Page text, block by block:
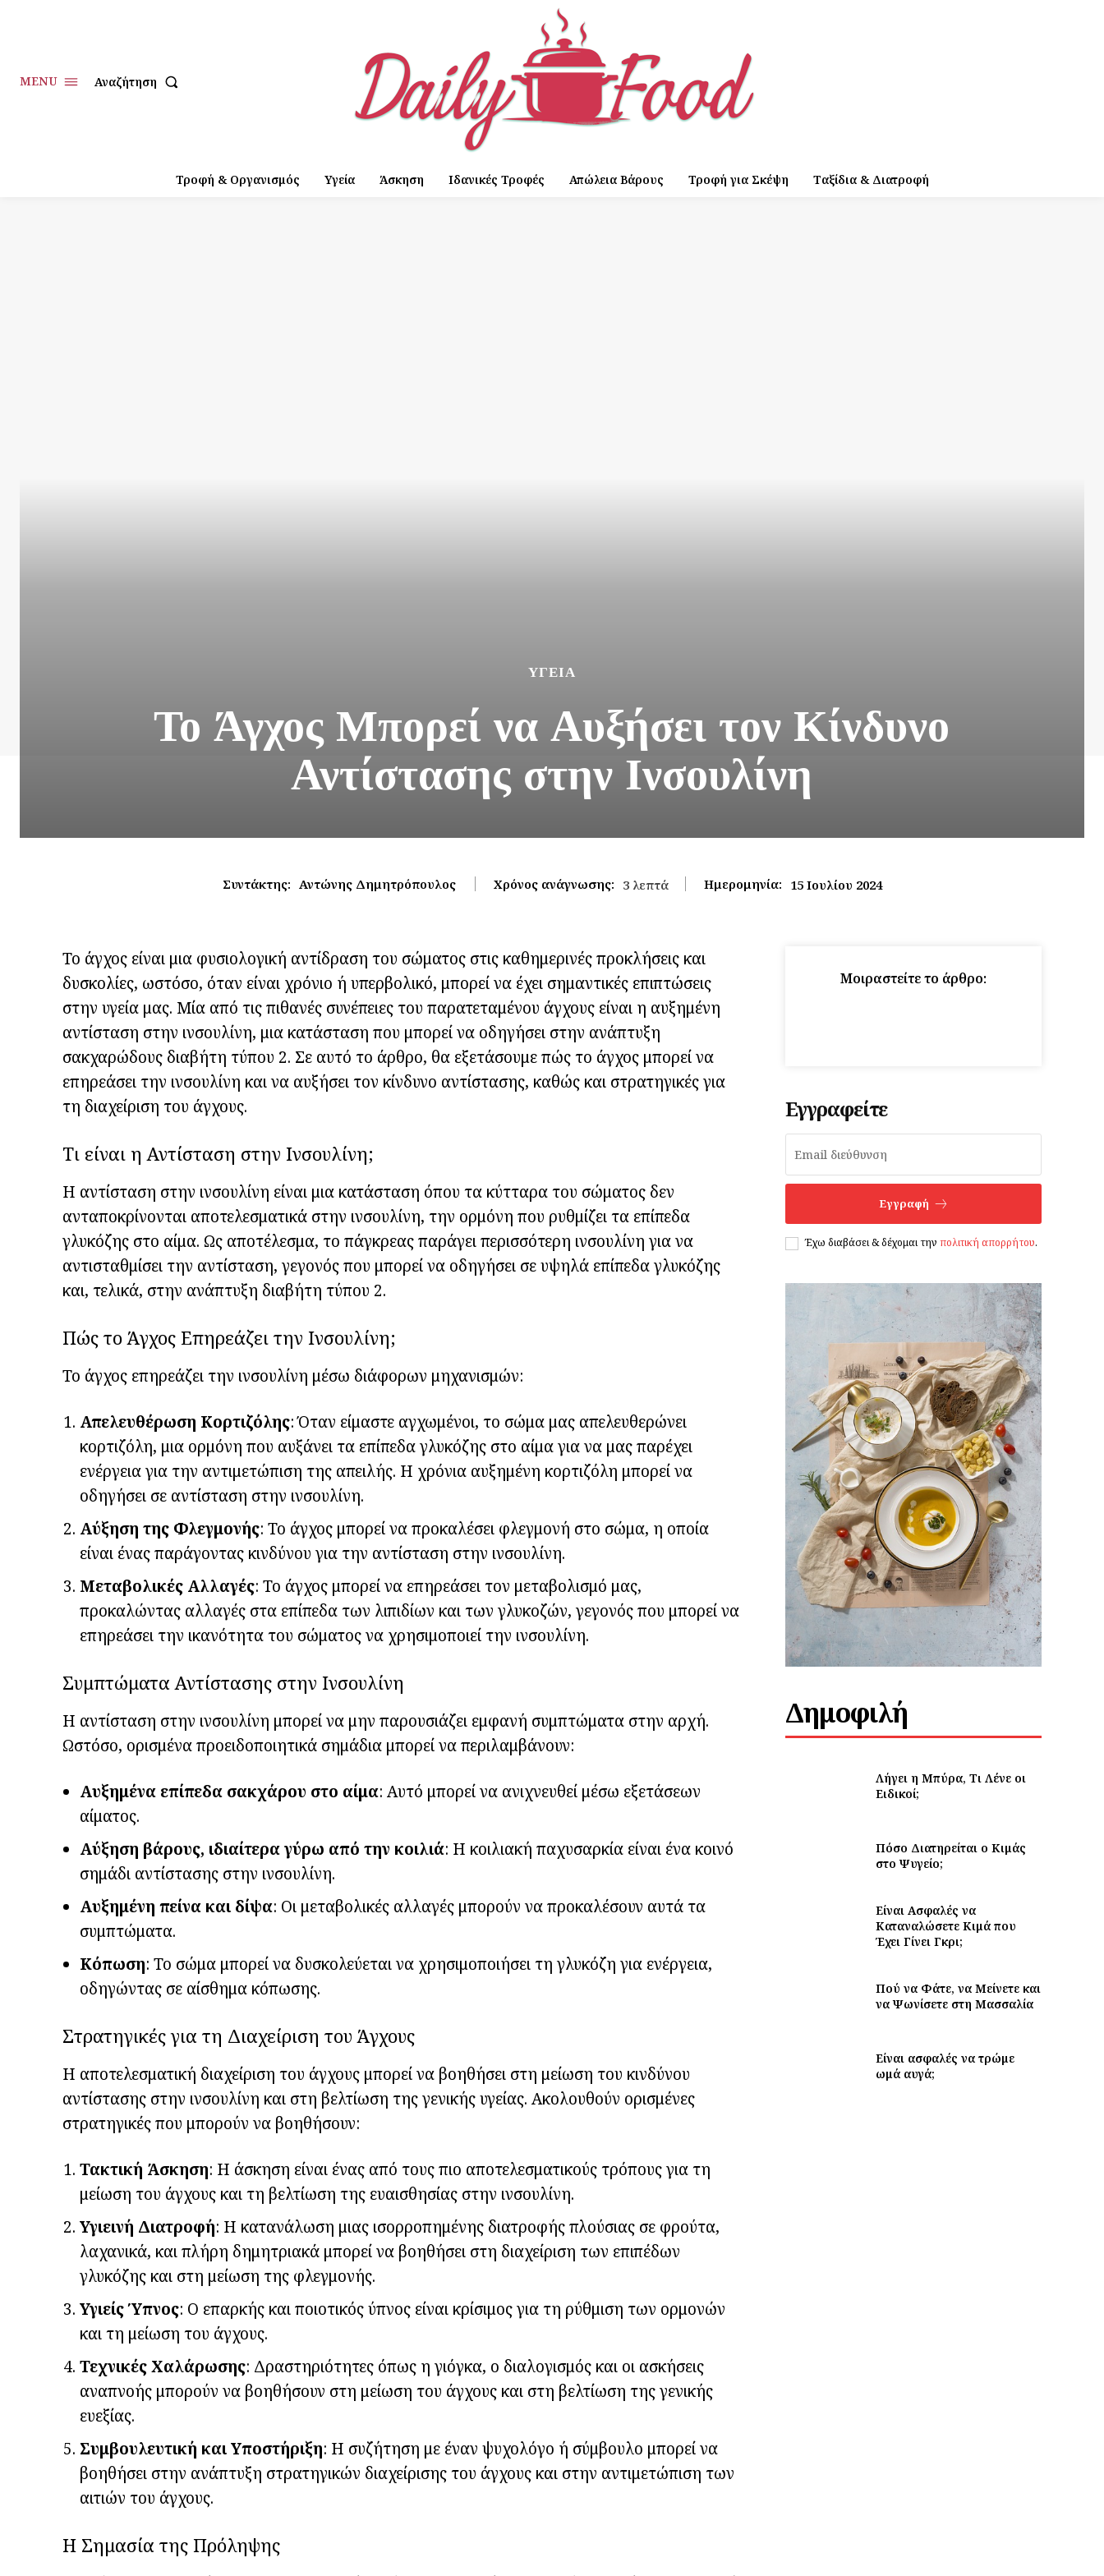
MENU Αναζήτηση
Τροφή & Οργανισμός Υγεία Άσκηση Ιδανικές Τροφές Απώλεια Βάρους Τροφή για Σκέψη Ταξίδια & Διατροφή
ΥΓΕΊΑ
Το Άγχος Μπορεί να Αυξήσει τον Κίνδυνο
Αντίστασης στην Ινσουλίνη
Συντάκτης: Αντώνης Δημητρόπουλος Χρόνος ανάγνωσης: 3λεπτά Ημερομηνία: 15 Ιουλίου 2024
Το άγχος είναι μια φυσιολογική αντίδραση του σώματος στις καθημερινές προκλήσεις και
δυσκολίες, ωστόσο, όταν είναι χρόνιο ή υπερβολικό, μπορεί να έχει σημαντικές επιπτώσεις
στην υγεία μας. Μία από τις πιθανές συνέπειες του παρατεταμένου άγχους είναι η αυξημένη
αντίσταση στην ινσουλίνη, μια κατάσταση που μπορεί να οδηγήσει στην ανάπτυξη
σακχαρώδους διαβήτη τύπου 2. Σε αυτό το άρθρο, θα εξετάσουμε πώς το άγχος μπορεί να
επηρεάσει την ινσουλίνη και να αυξήσει τον κίνδυνο αντίστασης, καθώς και στρατηγικές για
τη διαχείριση του άγχους.
Τι είναι η Αντίσταση στην Ινσουλίνη;
Η αντίσταση στην ινσουλίνη είναι μια κατάσταση όπου τα κύτταρα του σώματος δεν
ανταποκρίνονται αποτελεσματικά στην ινσουλίνη, την ορμόνη που ρυθμίζει τα επίπεδα
γλυκόζης στο αίμα. Ως αποτέλεσμα, το πάγκρεας παράγει περισσότερη ινσουλίνη για να
αντισταθμίσει την αντίσταση, γεγονός που μπορεί να οδηγήσει σε υψηλά επίπεδα γλυκόζης
και, τελικά, στην ανάπτυξη διαβήτη τύπου 2.
Πώς το Άγχος Επηρεάζει την Ινσουλίνη;
Το άγχος επηρεάζει την ινσουλίνη μέσω διάφορων μηχανισμών:
Απελευθέρωση Κορτιζόλης: Όταν είμαστε αγχωμένοι, το σώμα μας απελευθερώνει
κορτιζόλη, μια ορμόνη που αυξάνει τα επίπεδα γλυκόζης στο αίμα για να μας παρέχει
ενέργεια για την αντιμετώπιση της απειλής. Η χρόνια αυξημένη κορτιζόλη μπορεί να
οδηγήσει σε αντίσταση στην ινσουλίνη.
Αύξηση της Φλεγμονής: Το άγχος μπορεί να προκαλέσει φλεγμονή στο σώμα, η οποία
είναι ένας παράγοντας κινδύνου για την αντίσταση στην ινσουλίνη.
Μεταβολικές Αλλαγές: Το άγχος μπορεί να επηρεάσει τον μεταβολισμό μας,
προκαλώντας αλλαγές στα επίπεδα των λιπιδίων και των γλυκοζών, γεγονός που μπορεί να
επηρεάσει την ικανότητα του σώματος να χρησιμοποιεί την ινσουλίνη.
Συμπτώματα Αντίστασης στην Ινσουλίνη
Η αντίσταση στην ινσουλίνη μπορεί να μην παρουσιάζει εμφανή συμπτώματα στην αρχή.
Ωστόσο, ορισμένα προειδοποιητικά σημάδια μπορεί να περιλαμβάνουν:
Αυξημένα επίπεδα σακχάρου στο αίμα: Αυτό μπορεί να ανιχνευθεί μέσω εξετάσεων
αίματος.
Αύξηση βάρους, ιδιαίτερα γύρω από την κοιλιά: Η κοιλιακή παχυσαρκία είναι ένα κοινό
σημάδι αντίστασης στην ινσουλίνη.
Αυξημένη πείνα και δίψα: Οι μεταβολικές αλλαγές μπορούν να προκαλέσουν αυτά τα
συμπτώματα.
Κόπωση: Το σώμα μπορεί να δυσκολεύεται να χρησιμοποιήσει τη γλυκόζη για ενέργεια,
οδηγώντας σε αίσθημα κόπωσης.
Στρατηγικές για τη Διαχείριση του Άγχους
Η αποτελεσματική διαχείριση του άγχους μπορεί να βοηθήσει στη μείωση του κινδύνου
αντίστασης στην ινσουλίνη και στη βελτίωση της γενικής υγείας. Ακολουθούν ορισμένες
στρατηγικές που μπορούν να βοηθήσουν:
Τακτική Άσκηση: Η άσκηση είναι ένας από τους πιο αποτελεσματικούς τρόπους για τη
μείωση του άγχους και τη βελτίωση της ευαισθησίας στην ινσουλίνη.
Υγιεινή Διατροφή: Η κατανάλωση μιας ισορροπημένης διατροφής πλούσιας σε φρούτα,
λαχανικά, και πλήρη δημητριακά μπορεί να βοηθήσει στη διαχείριση των επιπέδων
γλυκόζης και στη μείωση της φλεγμονής.
Υγιείς Ύπνος: Ο επαρκής και ποιοτικός ύπνος είναι κρίσιμος για τη ρύθμιση των ορμονών
και τη μείωση του άγχους.
Τεχνικές Χαλάρωσης: Δραστηριότητες όπως η γιόγκα, ο διαλογισμός και οι ασκήσεις
αναπνοής μπορούν να βοηθήσουν στη μείωση του άγχους και στη βελτίωση της γενικής
ευεξίας.
Συμβουλευτική και Υποστήριξη: Η συζήτηση με έναν ψυχολόγο ή σύμβουλο μπορεί να
βοηθήσει στην ανάπτυξη στρατηγικών διαχείρισης του άγχους και στην αντιμετώπιση των
αιτιών του άγχους.
Η Σημασία της Πρόληψης
Μοιραστείτε το άρθρο:
Εγγραφείτε
Εγγραφή
Έχω διαβάσει & δέχομαι τηνπολιτική απορρήτου.
Δημοφιλή
Λήγει η Μπύρα, Τι Λένε οι
Ειδικοί;
Πόσο Διατηρείται ο Κιμάς
στο Ψυγείο;
Είναι Ασφαλές να
Καταναλώσετε Κιμά που
Έχει Γίνει Γκρι;
Πού να Φάτε, να Μείνετε και
να Ψωνίσετε στη Μασσαλία
Είναι ασφαλές να τρώμε
ωμά αυγά;